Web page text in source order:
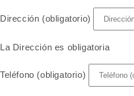
Dirección (obligatorio)
La Dirección es obligatoria
Teléfono (obligatorio)